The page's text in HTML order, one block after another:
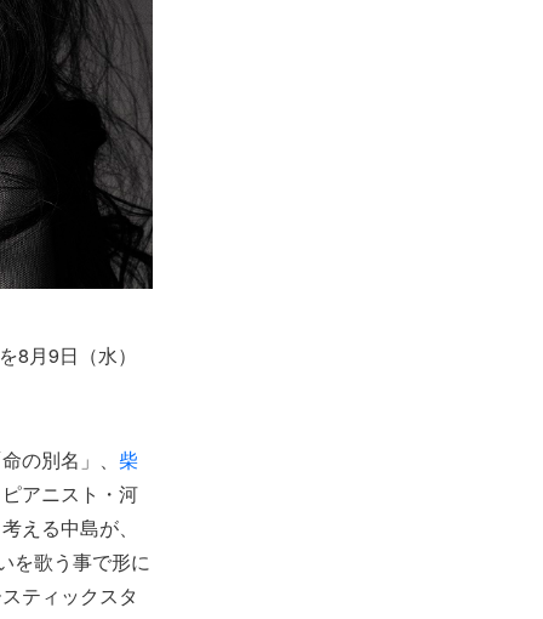
8月9日（水）
の別名」、 柴
アニスト・河
える中島が、
を歌う事で形に
ティックスタ